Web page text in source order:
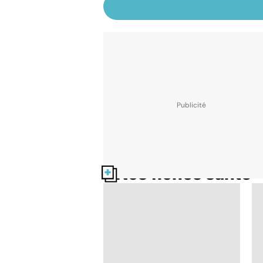
Nos fiches santé